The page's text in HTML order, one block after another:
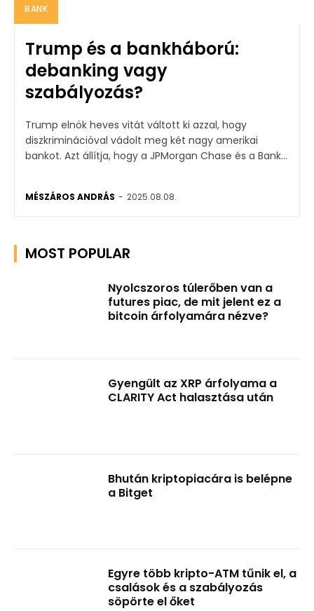
BANK
Trump és a bankháború:
debanking vagy
szabályozás?
Trump elnök heves vitát váltott ki azzal, hogy
diszkriminációval vádolt meg két nagy amerikai
bankot. Azt állítja, hogy a JPMorgan Chase és a Bank...
MÉSZÁROS ANDRÁS - 2025.08.08.
MOST POPULAR
Nyolcszoros túlerőben van a
futures piac, de mit jelent ez a
bitcoin árfolyamára nézve?
Gyengült az XRP árfolyama a
CLARITY Act halasztása után
Bhután kriptopiacára is belépne
a Bitget
Egyre több kripto-ATM tűnik el, a
csalások és a szabályozás
söpörte el őket